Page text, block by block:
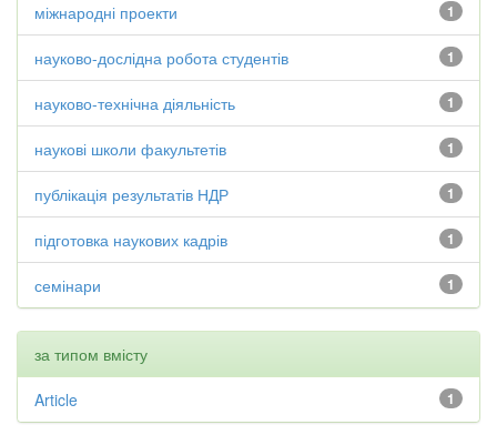
1
міжнародні проекти
1
науково-дослідна робота студентів
1
науково-технічна діяльність
1
наукові школи факультетів
1
публікація результатів НДР
1
підготовка наукових кадрів
1
семінари
за типом вмісту
1
Article